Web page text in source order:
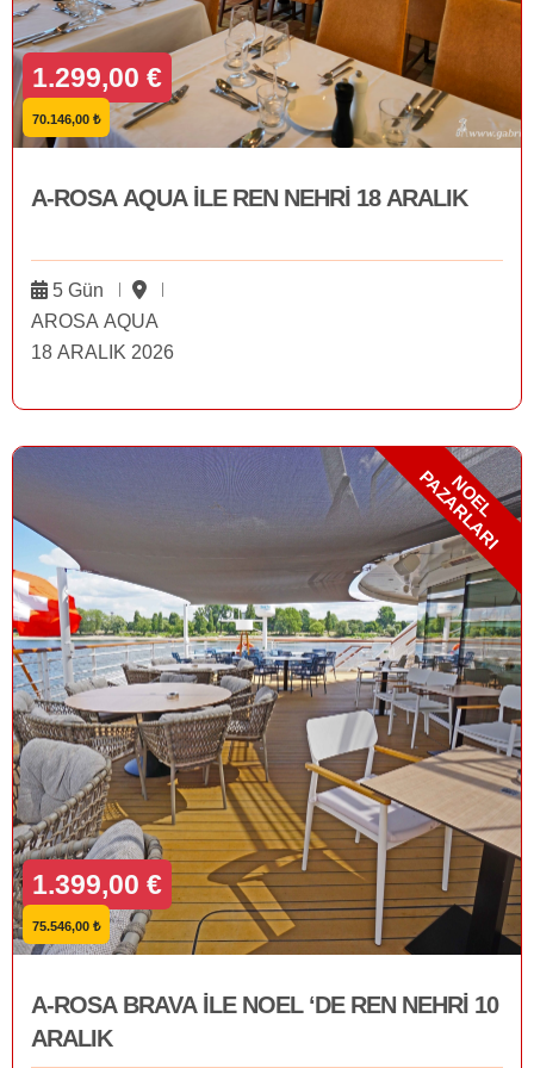
1.299,00 €
70.146,00 ₺
A-ROSA AQUA İLE REN NEHRİ 18 ARALIK
5 Gün
AROSA AQUA
18 ARALIK 2026
N
O
E
L
P
A
Z
A
R
L
A
R
I
1.399,00 €
75.546,00 ₺
A-ROSA BRAVA İLE NOEL ‘DE REN NEHRİ 10
ARALIK